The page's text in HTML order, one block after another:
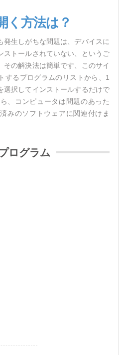
く方法は？
発生しがちな問題は、デバイスに
ストールされていない、というご
その解決法は簡単です、このサイ
するプログラムのリストから、1
選択してインストールするだけで
、コンピュータは問題のあった
みのソフトウェアに関連付けま
ログラム